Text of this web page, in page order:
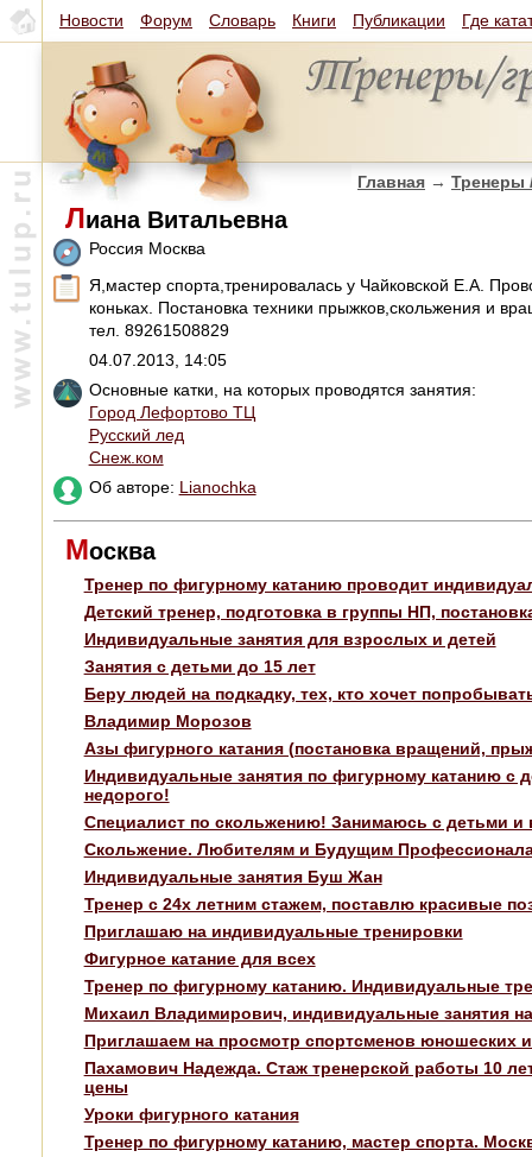
Новости Форум Словарь Книги Публикации Где
Главная → Тренеры
Лиана Витальевна
Россия Москва
Я,мастер спорта,тренировалась у Чайковской Е.А.
коньках. Постановка техники прыжков,скольжения и
тел. 89261508829
04.07.2013, 14:05
Основные катки, на которых проводятся занятия:
Город Лефортово ТЦ
Русский лед
Снеж.ком
Об авторе: Lianochka
Москва
Тренер по фигурному катанию проводит
Детский тренер, подготовка в группы НП,
Индивидуальные занятия для взрослых и детей
Занятия с детьми до 15 лет
Беру людей на подкадку, тех, кто хочет
Владимир Морозов
Азы фигурного катания (постановка вращений,
Индивидуальные занятия по фигурному катанию с
недорого!
Специалист по скольжению! Занимаюсь с детьми и
Скольжение. Любителям и Будущим
Индивидуальные занятия Буш Жан
Тренер с 24х летним стажем, поставлю красивые
Приглашаю на индивидуальные тренировки
Фигурное катание для всех
Тренер по фигурному катанию. Индивидуальные
Михаил Владимирович, индивидуальные занятия
Приглашаем на просмотр спортсменов юношеских
Пахамович Надежда. Стаж тренерской работы 10
цены
Уроки фигурного катания
Тренер по фигурному катанию, мастер спорта.